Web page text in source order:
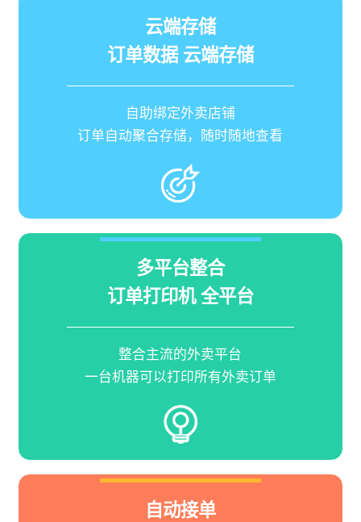
云端存储
订单数据 云端存储
自助绑定外卖店铺
订单自动聚合存储，随时随地查看
多平台整合
订单打印机 全平台
整合主流的外卖平台
一台机器可以打印所有外卖订单
自动接单